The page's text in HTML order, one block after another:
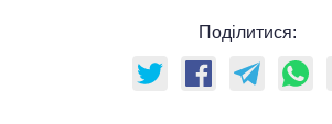
Поділитися: